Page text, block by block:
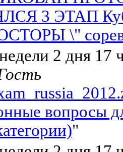
3 ЭТАП
\"
2 дня 17
вопросы
"